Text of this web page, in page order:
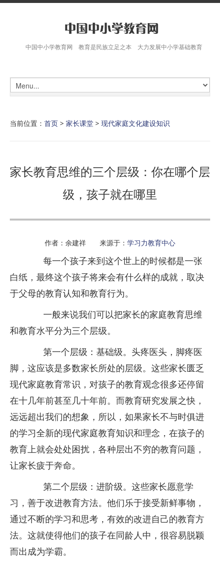
中国中小学教育网 教育是民族立足之本 大力发展中小学基础教育
当前位置： 首页 > 家长课堂 > 现代家庭文化建设知识
家长教育思维的三个层级：你在哪个层
级，孩子就在哪里
作者：余建祥 来源于： 学习力教育中心
每一个孩子来到这个世上的时候都是一张
白纸，最终这个孩子将来会有什么样的成就，取决
于父母的教育认知和教育行为。
一般来说我们可以把家长的家庭教育思维
和教育水平分为三个层级。
第一个层级：基础级。头疼医头，脚疼医
脚，这应该是多数家长所处的层级。这些家长匮乏
现代家庭教育常识，对孩子的教育观念很多还停留
在十几年前甚至几十年前。而教育研究发展之快，
远远超出我们的想象，所以，如果家长不与时俱进
的学习全新的现代家庭教育知识和理念，在孩子的
教育上就会处处困扰，各种层出不穷的教育问题，
让家长疲于奔命。
第二个层级：进阶级。这些家长愿意学
习，善于改进教育方法。他们乐于接受新鲜事物，
通过不断的学习和思考，有效的改进自己的教育方
法。这就使得他们的孩子在同龄人中，很容易脱颖
而出成为学霸。